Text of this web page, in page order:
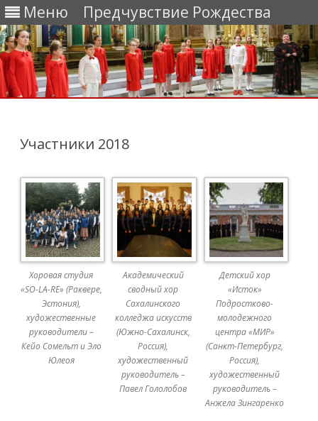
Меню Предчувствие Рождества
Участники 2018
Хоровая студия
«SO-LA-RE» (Раквере,
Эстония),
художественные
руководители –
Кейо Сомельт и Эло
Юлеоя
Академический
сводный хор
Сахалинского
колледжа искусств
(Южно-Сахалинск,
Россия),
художественный
руководитель –
Павел Гололобов
Детский хор
«Исток»
Подростково-
молодежного
центра «МИР»
(Санкт-Петербург,
Россия),
художественный
руководитель –
Анжела Зингаренко